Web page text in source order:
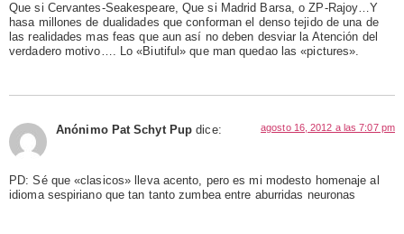
Que si Cervantes-Seakespeare, Que si Madrid Barsa, o ZP-Rajoy…Y
hasa millones de dualidades que conforman el denso tejido de una de
las realidades mas feas que aun así no deben desviar la Atención del
verdadero motivo…. Lo «Biutiful» que man quedao las «pictures».
Anónimo Pat Schyt Pup dice: agosto 16, 2012 a las 7:07 pm
PD: Sé que «clasicos» lleva acento, pero es mi modesto homenaje al
idioma sespiriano que tan tanto zumbea entre aburridas neuronas